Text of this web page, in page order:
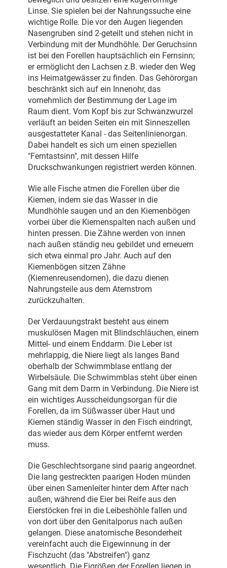
Linse. Sie spielen bei der Nahrungssuche eine
wichtige Rolle. Die vor den Augen liegenden
Nasengruben sind 2-geteilt und stehen nicht in
Verbindung mit der Mundhöhle. Der Geruchsinn
ist bei den Forellen hauptsächlich ein Fernsinn;
er ermöglicht den Lachsen z.B. wieder den Weg
ins Heimatgewässer zu finden. Das Gehörorgan
beschränkt sich auf ein Innenohr, das
vornehmlich der Bestimmung der Lage im
Raum dient. Vom Kopf bis zur Schwanzwurzel
verläuft an beiden Seiten ein mit Sinneszellen
ausgestatteter Kanal - das Seitenlinienorgan.
Dabei handelt es sich um einen speziellen
"Ferntastsinn", mit dessen Hilfe
Druckschwankungen registriert werden können.
Wie alle Fische atmen die Forellen über die
Kiemen, indem sie das Wasser in die
Mundhöhle saugen und an den Kiemenbögen
vorbei über die Kiemenspalten nach außen und
hinten pressen. Die Zähne werden von innen
nach außen ständig neu gebildet und erneuern
sich etwa einmal pro Jahr. Auch auf den
Kiemenbögen sitzen Zähne
(Kiemenreusendornen), die dazu dienen
Nahrungsteile aus dem Atemstrom
zurückzuhalten.
Der Verdauungstrakt besteht aus einem
muskulösen Magen mit Blindschläuchen, einem
Mittel- und einem Enddarm. Die Leber ist
mehrlappig, die Niere liegt als langes Band
oberhalb der Schwimmblase entlang der
Wirbelsäule. Die Schwimmblas steht über einen
Gang mit dem Darm in Verbindung. Die Niere ist
ein wichtiges Ausscheidungsorgan für die
Forellen, da im Süßwasser über Haut und
Kiemen ständig Wasser in den Fisch eindringt,
das wieder aus dem Körper entfernt werden
muss.
Die Geschlechtsorgane sind paarig angeordnet.
Die lang gestreckten paarigen Hoden münden
über einen Samenleiter hinter dem After nach
außen, während die Eier bei Reife aus den
Eierstöcken frei in die Leibeshöhle fallen und
von dort über den Genitalporus nach außen
gelangen. Diese anatomische Besonderheit
vereinfacht auch die Eigewinnung in der
Fischzucht (das "Abstreifen") ganz